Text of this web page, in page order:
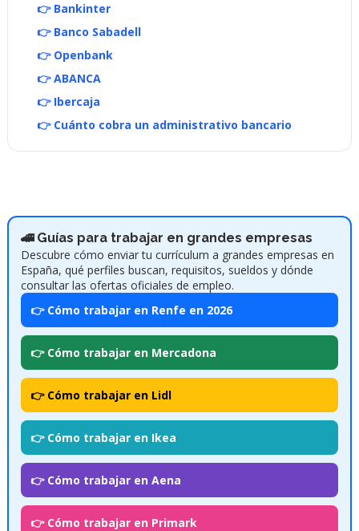
👉 Bankinter
👉 Banco Sabadell
👉 Openbank
👉 ABANCA
👉 Ibercaja
👉 Cuánto cobra un administrativo bancario
🚄 Guías para trabajar en grandes empresas
Descubre cómo enviar tu currículum a grandes empresas en
España, qué perfiles buscan, requisitos, sueldos y dónde
consultar las ofertas oficiales de empleo.
👉 Cómo trabajar en Renfe en 2026
👉 Cómo trabajar en Mercadona
👉 Cómo trabajar en Lidl
👉 Cómo trabajar en Ikea
👉 Cómo trabajar en Aena
👉 Cómo trabajar en Primark